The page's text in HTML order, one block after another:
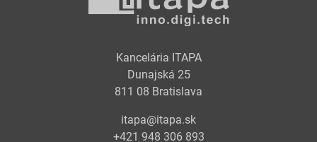
Kancelária ITAPA
Dunajská 25
811 08 Bratislava
itapa@itapa.sk
+421 948 306 893